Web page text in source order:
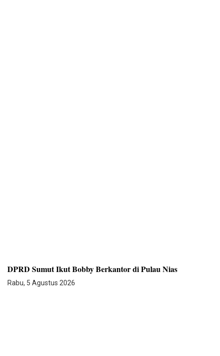
DPRD Sumut Ikut Bobby Berkantor di Pulau Nias
Rabu, 5 Agustus 2026